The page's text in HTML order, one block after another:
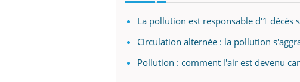
La pollution est responsable d'1 décès
Circulation alternée : la pollution
Pollution : comment l'air est devenu